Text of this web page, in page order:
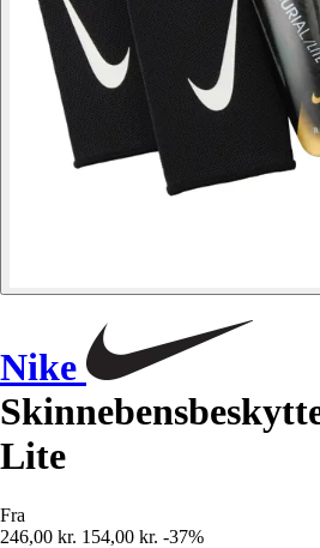
Nike
Lite
Fra
246,00 kr. 154,00 kr. -37%